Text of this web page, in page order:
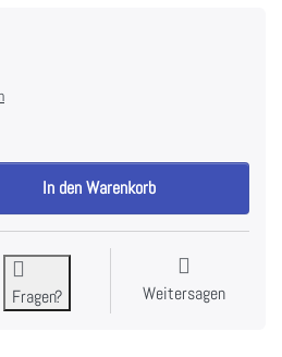
And Memories Double-Sided
In den Warenkorb
Fragen? Weitersagen